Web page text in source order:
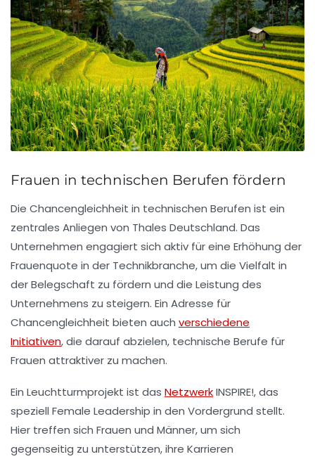
Frauen in technischen Berufen fördern
Die Chancengleichheit in technischen Berufen ist ein
zentrales Anliegen von Thales Deutschland. Das
Unternehmen engagiert sich aktiv für eine Erhöhung der
Frauenquote in der Technikbranche, um die Vielfalt in
der Belegschaft zu fördern und die Leistung des
Unternehmens zu steigern. Ein Adresse für
Chancengleichheit bieten auch verschiedene
Initiativen, die darauf abzielen, technische Berufe für
Frauen attraktiver zu machen.
Ein Leuchtturmprojekt ist das NetzwerkINSPIRE!, das
speziell Female Leadership in den Vordergrund stellt.
Hier treffen sich Frauen und Männer, um sich
gegenseitig zu unterstützen, ihre Karrieren